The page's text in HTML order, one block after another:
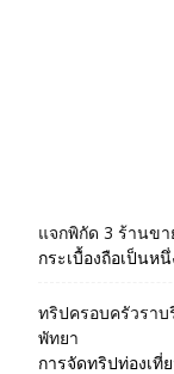
แจกพิกัด 3 ร้านข
กระเบื้องถือเป็น
ทริปครอบครัวราบ
พัทยา
การจัดทริปท่องเ